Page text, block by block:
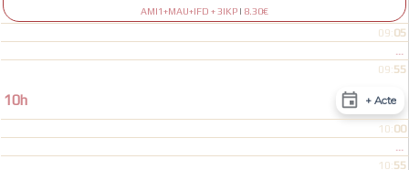
AMI1+MAU+IFD + 3IKP | 8.30€
09:05
...
09:55
10h  + Acte
10:00
...
10:55